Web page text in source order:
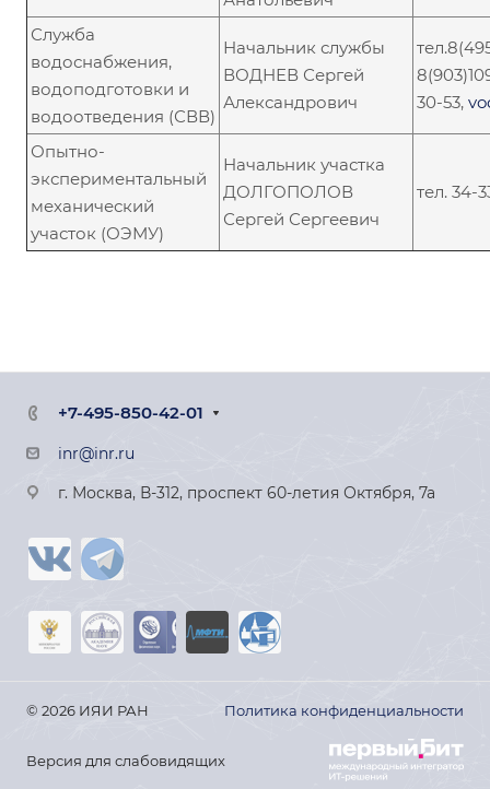
Служба
водоснабжения,
водоподготовки и
водоотведения (СВВ)
Начальник службы
ВОДНЕВ Сергей
Александрович
30-53,
Опытно-
экспериментальный
механический
участок (ОЭМУ)
Начальник участка
ДОЛГОПОЛОВ
Сергей Сергеевич
тел. 34-
+7-495-850-42-01
inr@inr.ru
г. Москва, В-312, проспект 60-летия Октября, 7а
© 2026 ИЯИ РАН Политика конфиденциальности
Версия для слабовидящих